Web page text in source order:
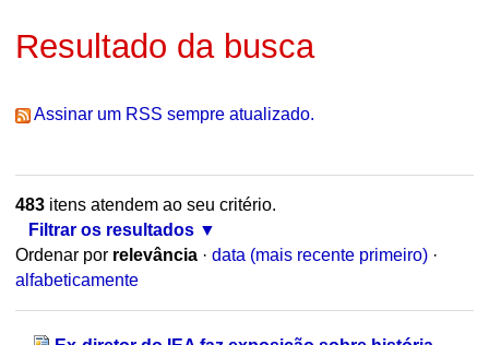
Resultado da busca
Assinar um RSS sempre atualizado.
483itens atendem ao seu critério.
Filtrar os resultados
Ordenar por relevância · data (mais recente primeiro) ·
alfabeticamente